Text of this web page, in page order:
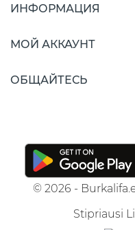
ИНФОРМАЦИЯ
МОЙ АККАУНТ
ОБЩАЙТЕСЬ
© 2026 -
Stipriausi